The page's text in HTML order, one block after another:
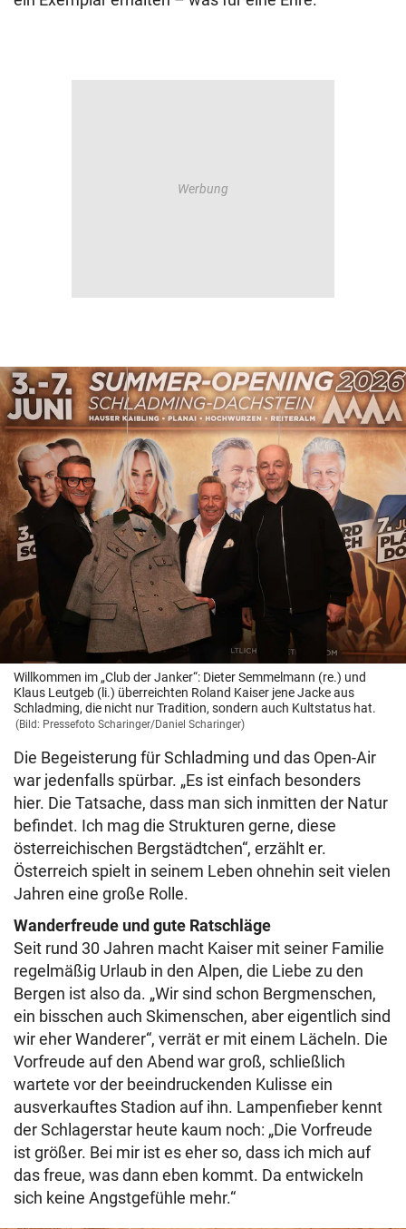
Willkommen im „Club der Janker“: Dieter Semmelmann (re.) und
Klaus Leutgeb (li.) überreichten Roland Kaiser jene Jacke aus
Schladming, die nicht nur Tradition, sondern auch Kultstatus hat.
(Bild: Pressefoto Scharinger/Daniel Scharinger)
Die Begeisterung für Schladming und das Open-Air
war jedenfalls spürbar. „Es ist einfach besonders
hier. Die Tatsache, dass man sich inmitten der Natur
befindet. Ich mag die Strukturen gerne, diese
österreichischen Bergstädtchen“, erzählt er.
Österreich spielt in seinem Leben ohnehin seit vielen
Jahren eine große Rolle.
Wanderfreude und gute Ratschläge
Seit rund 30 Jahren macht Kaiser mit seiner Familie
regelmäßig Urlaub in den Alpen, die Liebe zu den
Bergen ist also da. „Wir sind schon Bergmenschen,
ein bisschen auch Skimenschen, aber eigentlich sind
wir eher Wanderer“, verrät er mit einem Lächeln. Die
Vorfreude auf den Abend war groß, schließlich
wartete vor der beeindruckenden Kulisse ein
ausverkauftes Stadion auf ihn. Lampenfieber kennt
der Schlagerstar heute kaum noch: „Die Vorfreude
ist größer. Bei mir ist es eher so, dass ich mich auf
das freue, was dann eben kommt. Da entwickeln
sich keine Angstgefühle mehr.“